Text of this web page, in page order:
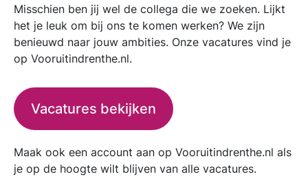
Misschien ben jij wel de collega die we zoeken. Lijkt
het je leuk om bij ons te komen werken? We zijn
benieuwd naar jouw ambities. Onze vacatures vind je
op Vooruitindrenthe.nl.
Vacatures bekijken
Maak ook een account aan op Vooruitindrenthe.nl als
je op de hoogte wilt blijven van alle vacatures.